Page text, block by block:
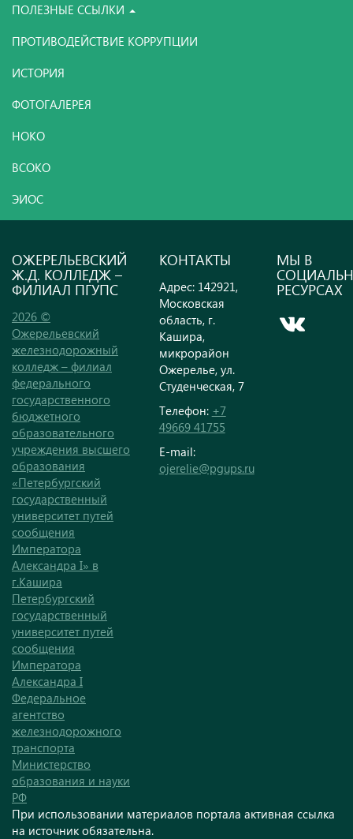
ПОЛЕЗНЫЕ ССЫЛКИ
ПРОТИВОДЕЙСТВИЕ КОРРУПЦИИ
ИСТОРИЯ
ФОТОГАЛЕРЕЯ
НОКО
ВСОКО
ЭИОС
ОЖЕРЕЛЬЕВСКИЙ
Ж.Д. КОЛЛЕДЖ –
ФИЛИАЛ ПГУПС
2026 ©
Ожерельевский
железнодорожный
колледж – филиал
федерального
государственного
бюджетного
образовательного
учреждения высшего
образования
«Петербургский
государственный
университет путей
сообщения
Императора
Александра I» в
г.Кашира
Петербургский
государственный
университет путей
сообщения
Императора
Александра I
Федеральное
агентство
железнодорожного
транспорта
Министерство
образования и науки
РФ
КОНТАКТЫ
Адрес: 142921,
Московская
область, г.
Кашира,
микрорайон
Ожерелье, ул.
Студенческая, 7
Телефон: +7
49669 41755
E-mail:
ojerelie@pgups.ru
МЫ В
РЕСУРСАХ
При использовании материалов портала активная ссылка
на источник обязательна.